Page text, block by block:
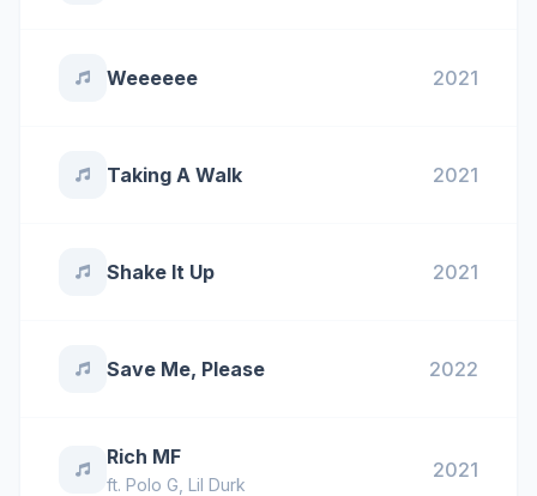
Weeeeee 2021
Taking A Walk 2021
Shake It Up 2021
Save Me, Please 2022
Rich MF
ft. Polo G Lil Durk
2021